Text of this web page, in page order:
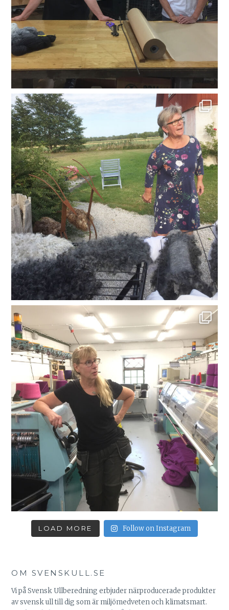
LOAD MORE Follow on Instagram
OM SVENSKULL.SE
Vi på Svensk Ullberedning erbjuder närproducerade produkter
av svensk ull till dig som är miljömedveten och klimatsmart.